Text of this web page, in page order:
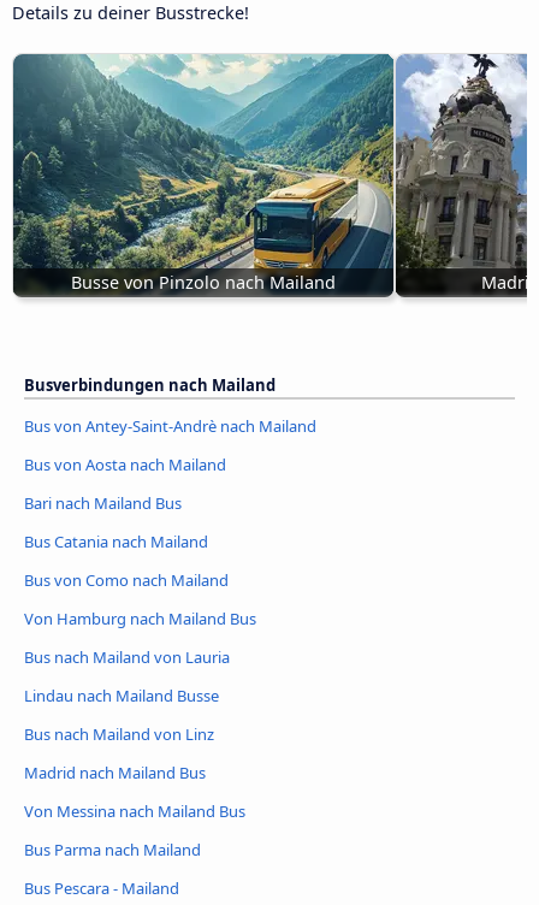
Details zu deiner Busstrecke!
Busse von Pinzolo nach Mailand
Busverbindungen nach Mailand
Bus von Antey-Saint-Andrè nach Mailand
Bus von Aosta nach Mailand
Bari nach Mailand Bus
Bus Catania nach Mailand
Bus von Como nach Mailand
Von Hamburg nach Mailand Bus
Bus nach Mailand von Lauria
Lindau nach Mailand Busse
Bus nach Mailand von Linz
Madrid nach Mailand Bus
Von Messina nach Mailand Bus
Bus Parma nach Mailand
Bus Pescara - Mailand